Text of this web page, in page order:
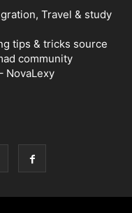
Travel & study
tips & tricks source
community
NovaLexy